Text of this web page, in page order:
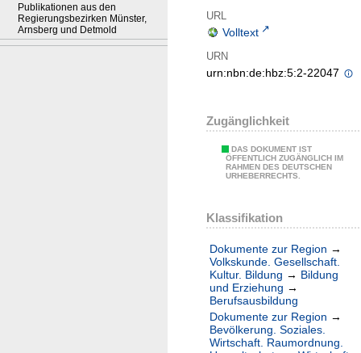
Publikationen aus den
Regierungsbezirken Münster,
Arnsberg und Detmold
URL
Volltext
URN
urn:nbn:de:hbz:5:2-22047
Zugänglichkeit
DAS DOKUMENT IST
ÖFFENTLICH ZUGÄNGLICH IM
RAHMEN DES DEUTSCHEN
URHEBERRECHTS.
Klassifikation
Dokumente zur Region →
Volkskunde. Gesellschaft.
Kultur. Bildung → Bildung
und Erziehung →
Berufsausbildung
Dokumente zur Region →
Bevölkerung. Soziales.
Wirtschaft. Raumordnung.